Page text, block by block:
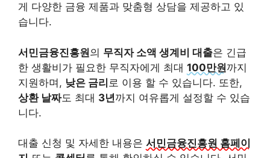
게 다양한 금융 제품과 맞춤형 상담을 제공하고 있
습니다.
서민금융진흥원의 무직자 소액 생계비 대출은 긴급
한 생활비가 필요한 무직자에게 최대 100만원까지
지원하며, 낮은 금리 로 이용 할 수 있습니다. 또한,
상환 날짜도 최대 3년까지 여유롭게 설정할 수 있습
니다.
대출 신청 및 자세한 내용은 서민금융진흥원 홈페이